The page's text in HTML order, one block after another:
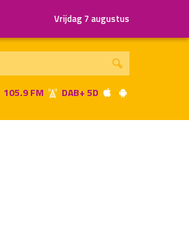
Vrijdag 7 augustus
105.9 FM DAB+ 5D